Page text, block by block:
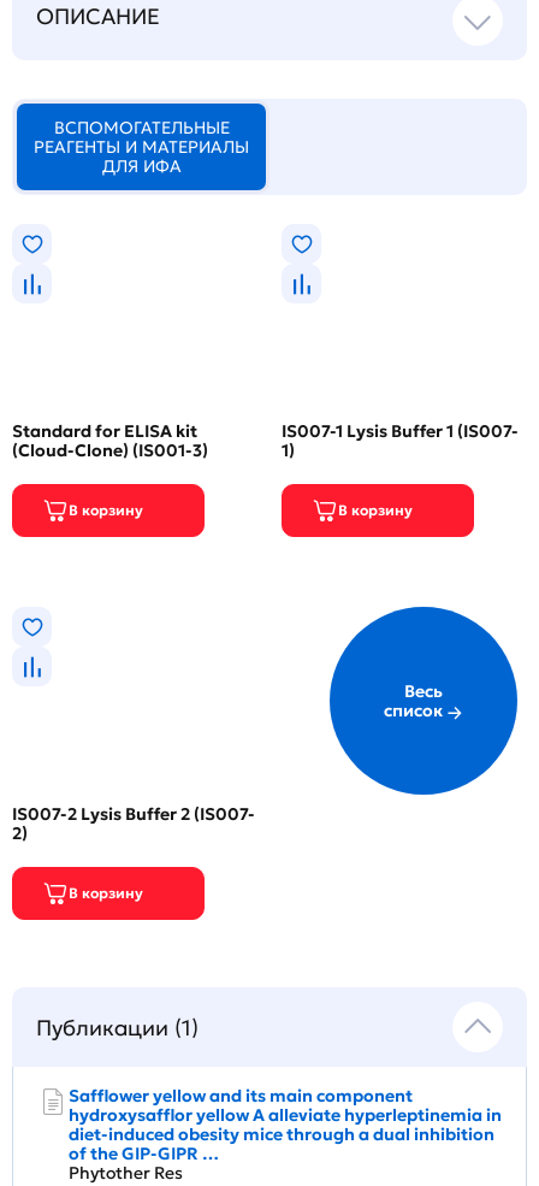
ОПИСАНИЕ
ВСПОМОГАТЕЛЬНЫЕ
РЕАГЕНТЫ И МАТЕРИАЛЫ
ДЛЯ ИФА
Standard for ELISA kit
(Cloud-Clone) (IS001-3)
IS007-1 Lysis Buffer 1 (IS007-
1)
IS007-2 Lysis Buffer 2 (IS007-
2)
Весь
список
Публикации (1)
Safflower yellow and its main component
hydroxysafflor yellow A alleviate hyperleptinemia in
diet‐induced obesity mice through a dual inhibition
of the GIP‐GIPR …
Phytother Res